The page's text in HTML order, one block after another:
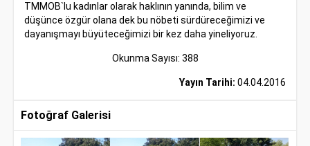
TMMOB`lu kadınlar olarak haklının yanında, bilim ve
düşünce özgür olana dek bu nöbeti sürdüreceğimizi ve
dayanışmayı büyüteceğimizi bir kez daha yineliyoruz.
Okunma Sayısı: 388
Yayın Tarihi: 04.04.2016
Fotoğraf Galerisi